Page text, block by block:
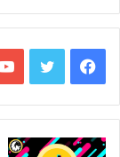
فيسبوك تويتر